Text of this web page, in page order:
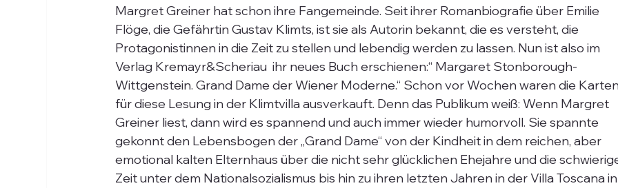
Margret Greiner hat schon ihre Fangemeinde. Seit ihrer Romanbiografie über Emilie
Flöge, die Gefährtin Gustav Klimts, ist sie als Autorin bekannt, die es versteht, die
Protagonistinnen in die Zeit zu stellen und lebendig werden zu lassen. Nun ist also im
Verlag Kremayr&Scheriau  ihr neues Buch erschienen:“ Margaret Stonborough-
Wittgenstein. Grand Dame der Wiener Moderne.“ Schon vor Wochen waren die
für diese Lesung in der Klimtvilla ausverkauft. Denn das Publikum weiß: Wenn Margret
Greiner liest, dann wird es spannend und auch immer wieder humorvoll. Sie spannte
gekonnt den Lebensbogen der „Grand Dame“ von der Kindheit in dem reichen, aber
emotional kalten Elternhaus über die nicht sehr glücklichen Ehejahre und die
Zeit unter dem Nationalsozialismus bis hin zu ihren letzten Jahren in der Villa Toscana